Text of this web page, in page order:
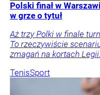
Polski finał w
w grze o tytuł
Aż trzy Polki w finale
To rzeczywiście
zmagań na kortach
TenisSport